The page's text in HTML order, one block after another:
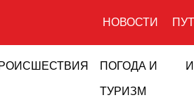
НОВОСТИ
ПОГОДА И
ТУРИЗМ